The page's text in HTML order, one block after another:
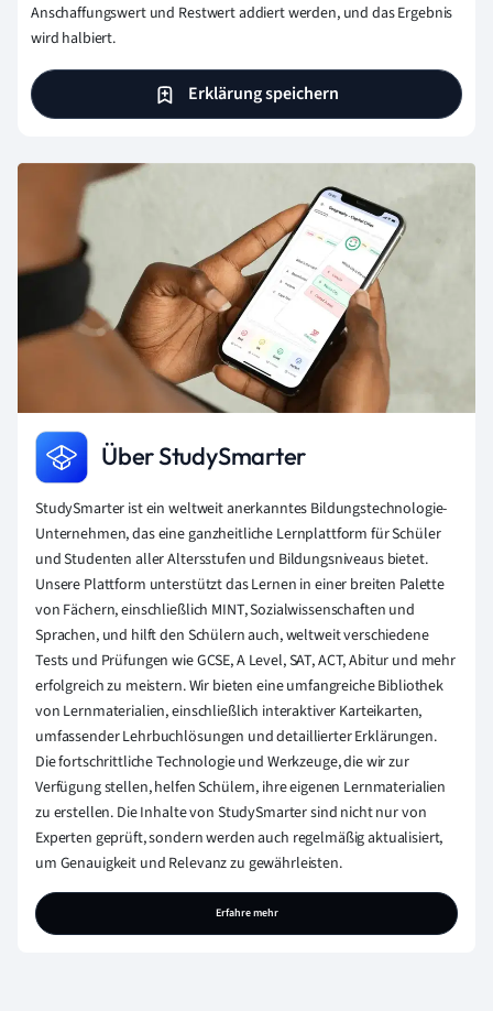
Anschaffungswert und Restwert addiert werden, und das Ergebnis
wird halbiert.
Erklärung speichern
Über StudySmarter
StudySmarter ist ein weltweit anerkanntes Bildungstechnologie-
Unternehmen, das eine ganzheitliche Lernplattform für Schüler
und Studenten aller Altersstufen und Bildungsniveaus bietet.
Unsere Plattform unterstützt das Lernen in einer breiten Palette
von Fächern, einschließlich MINT, Sozialwissenschaften und
Sprachen, und hilft den Schülern auch, weltweit verschiedene
Tests und Prüfungen wie GCSE, A Level, SAT, ACT, Abitur und mehr
erfolgreich zu meistern. Wir bieten eine umfangreiche Bibliothek
von Lernmaterialien, einschließlich interaktiver Karteikarten,
umfassender Lehrbuchlösungen und detaillierter Erklärungen.
Die fortschrittliche Technologie und Werkzeuge, die wir zur
Verfügung stellen, helfen Schülern, ihre eigenen Lernmaterialien
zu erstellen. Die Inhalte von StudySmarter sind nicht nur von
Experten geprüft, sondern werden auch regelmäßig aktualisiert,
um Genauigkeit und Relevanz zu gewährleisten.
Erfahre mehr